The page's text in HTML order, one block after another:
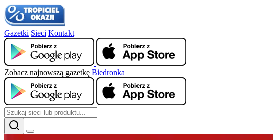
Gazetki Sieci Kontakt
Zobacz najnowszą gazetkę Biedronka